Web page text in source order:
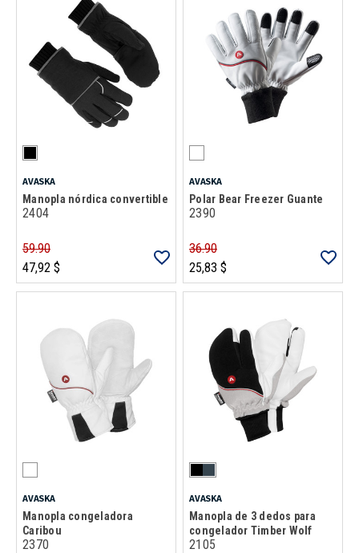
AVASKA
Manopla nórdica convertible
2404
59.90
47,92 $
AVASKA
Polar Bear Freezer Guante
2390
36.90
25,83 $
AVASKA
Manopla congeladora
Caribou
2370
AVASKA
Manopla de 3 dedos para
congelador Timber Wolf
2105